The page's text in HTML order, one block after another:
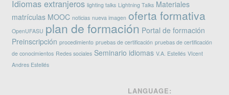
Idiomas extranjeros lighting talks Lightning Talks Materiales
matrículas MOOC noticias nueva imagen oferta formativa
OpenUFASU plan de formación Portal de formación
Preinscripción procedimiento pruebas de certificación pruebas de certificación
de conocimientos Redes sociales Seminario idiomas V.A. Estellés VIcent
Andres Estellés
LANGUAGE: